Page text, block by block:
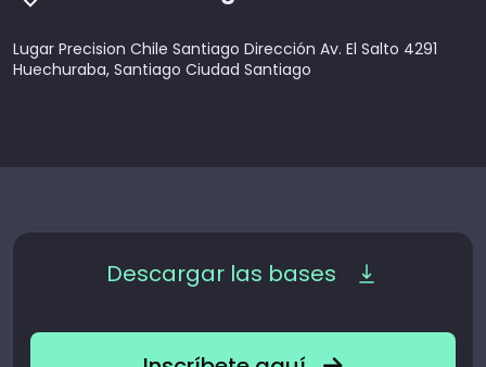
Lugar Precision Chile Santiago Dirección Av. El Salto 4291
Huechuraba, Santiago Ciudad Santiago
Descargar las bases